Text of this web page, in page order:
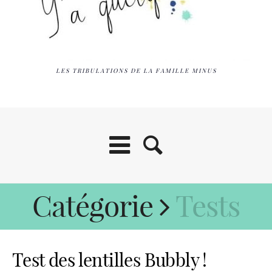
LES TRIBULATIONS DE LA FAMILLE MINUS
Catégorie Tests
Test des lentilles Bubbly !